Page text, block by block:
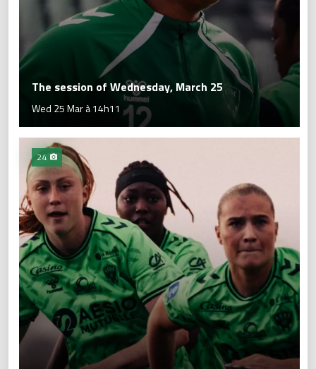
The session of Wednesday, March 25
Wed 25 Mar à 14h11
24